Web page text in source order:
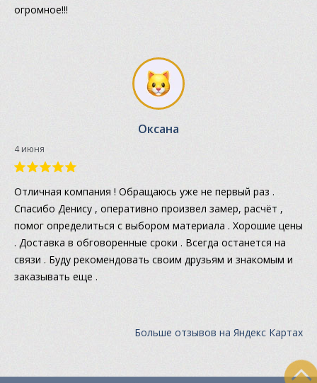
огромное!!!
Оксана
4 июня
Отличная компания ! Обращаюсь уже не первый раз .
Спасибо Денису , оперативно произвел замер, расчёт ,
помог определиться с выбором материала . Хорошие цены
. Доставка в обговоренные сроки . Всегда останется на
связи . Буду рекомендовать своим друзьям и знакомым и
заказывать еще .
Больше отзывов на Яндекс Картах